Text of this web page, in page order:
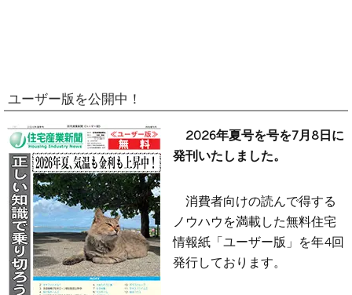
ユーザー版を公開中！
2026年夏号を号を7月8日に
発刊いたしました。
消費者向けの読んで得する
ノウハウを満載した無料住宅
情報紙「ユーザー版」を年4回
発行しております。